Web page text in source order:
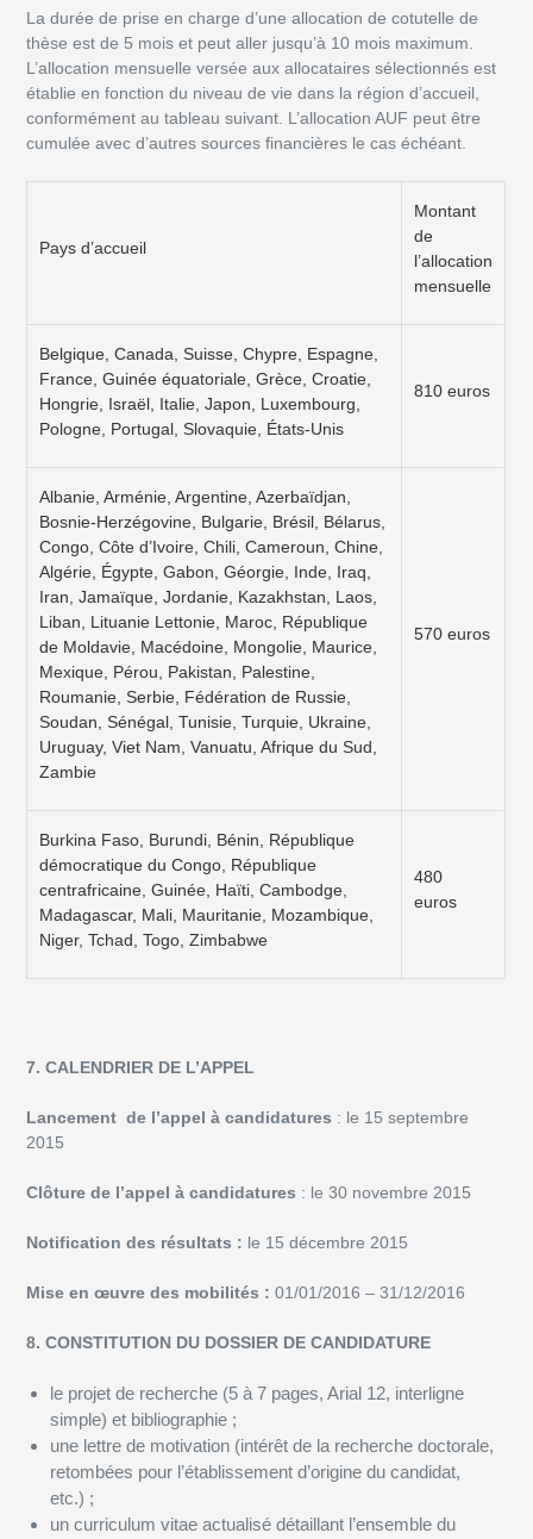
La durée de prise en charge d’une allocation de cotutelle de
thèse est de 5 mois et peut aller jusqu’à 10 mois maximum.
L’allocation mensuelle versée aux allocataires sélectionnés est
établie en fonction du niveau de vie dans la région d’accueil,
conformément au tableau suivant. L’allocation AUF peut être
cumulée avec d’autres sources financières le cas échéant.
Pays d’accueil
Montant
de
l’allocation
mensuelle
Belgique, Canada, Suisse, Chypre, Espagne,
France, Guinée équatoriale, Grèce, Croatie,
Hongrie, Israël, Italie, Japon, Luxembourg,
Pologne, Portugal, Slovaquie, États-Unis
810 euros
Albanie, Arménie, Argentine, Azerbaïdjan,
Bosnie-Herzégovine, Bulgarie, Brésil, Bélarus,
Congo, Côte d’Ivoire, Chili, Cameroun, Chine,
Algérie, Égypte, Gabon, Géorgie, Inde, Iraq,
Iran, Jamaïque, Jordanie, Kazakhstan, Laos,
Liban, Lituanie Lettonie, Maroc, République
de Moldavie, Macédoine, Mongolie, Maurice,
Mexique, Pérou, Pakistan, Palestine,
Roumanie, Serbie, Fédération de Russie,
Soudan, Sénégal, Tunisie, Turquie, Ukraine,
Uruguay, Viet Nam, Vanuatu, Afrique du Sud,
Zambie
570 euros
Burkina Faso, Burundi, Bénin, République
démocratique du Congo, République
centrafricaine, Guinée, Haïti, Cambodge,
Madagascar, Mali, Mauritanie, Mozambique,
Niger, Tchad, Togo, Zimbabwe
480
euros
7. CALENDRIER DE L’APPEL
Lancement de l’appel à candidatures : le 15 septembre
2015
Clôture de l’appel à candidatures : le 30 novembre 2015
Notification des résultats : le 15 décembre 2015
Mise en œuvre des mobilités : 01/01/2016 – 31/12/2016
8. CONSTITUTION DU DOSSIER DE CANDIDATURE
le projet de recherche (5 à 7 pages, Arial 12, interligne
simple) et bibliographie ;
une lettre de motivation (intérêt de la recherche doctorale,
retombées pour l’établissement d’origine du candidat,
etc.) ;
un curriculum vitae actualisé détaillant l’ensemble du